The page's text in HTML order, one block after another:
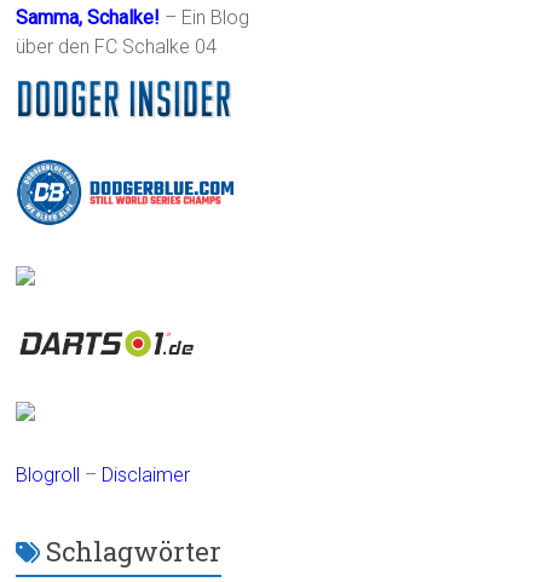
Samma, Schalke! – Ein Blog
über den FC Schalke 04
Blogroll – Disclaimer
Schlagwörter